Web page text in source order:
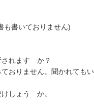
も書いておりません)
れます　か？
おりません。聞かれてもい
しょう　か。